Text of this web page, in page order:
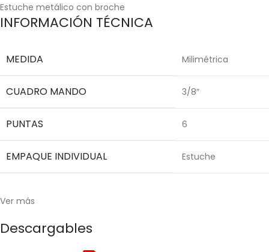
Estuche metálico con broche
INFORMACIÓN TÉCNICA
MEDIDA Milimétrica
CUADRO MANDO 3/8″
PUNTAS 6
EMPAQUE INDIVIDUAL Estuche
Ver más
Descargables